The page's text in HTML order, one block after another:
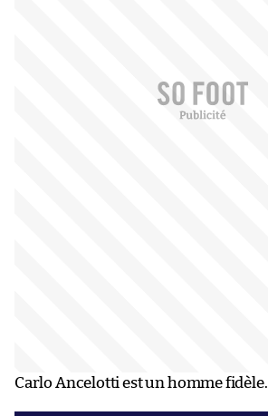
Carlo Ancelotti est un homme fidèle.